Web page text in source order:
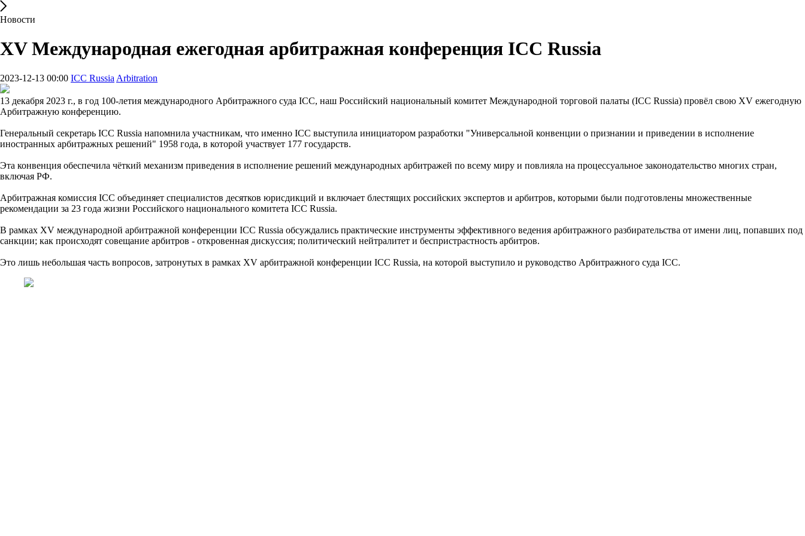
Новости
XV Международная ежегодная арбитражная конференция ICC Russia
2023-12-13 00:00 ICC Russia Arbitration
13 декабря 2023 г., в год 100-летия международного Арбитражного суда ICC, наш Российский национальный комитет Международной торговой палаты (ICC Russia) провёл свою XV ежегодную
Арбитражную конференцию.
Генеральный секретарь ICC Russia напомнила участникам, что именно ICC выступила инициатором разработки "Универсальной конвенции о признании и приведении в исполнение
иностранных арбитражных решений" 1958 года, в которой участвует 177 государств.
Эта конвенция обеспечила чёткий механизм приведения в исполнение решений международных арбитражей по всему миру и повлияла на процессуальное законодательство многих стран,
включая РФ.
Арбитражная комиссия ICC объединяет специалистов десятков юрисдикций и включает блестящих российских экспертов и арбитров, которыми были подготовлены множественные
рекомендации за 23 года жизни Российского национального комитета ICC Russia.
В рамках XV международной арбитражной конференции ICC Russia обсуждались практические инструменты эффективного ведения арбитражного разбирательства от имени лиц, попавших под
санкции; как происходят совещание арбитров - откровенная дискуссия; политический нейтралитет и беспристрастность арбитров.
Это лишь небольшая часть вопросов, затронутых в рамках XV арбитражной конференции ICC Russia, на которой выступило и руководство Арбитражного суда ICC.